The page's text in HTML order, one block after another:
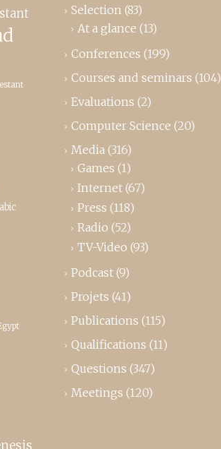
Selection (83)
At a glance (13)
Conferences (199)
Courses and seminars (104)
Evaluations (2)
Computer Science (20)
Media (316)
Games (1)
Internet (67)
Press (118)
Radio (52)
TV-Video (93)
Podcast (9)
Projets (41)
Publications (115)
Qualifications (11)
Questions (347)
Meetings (120)